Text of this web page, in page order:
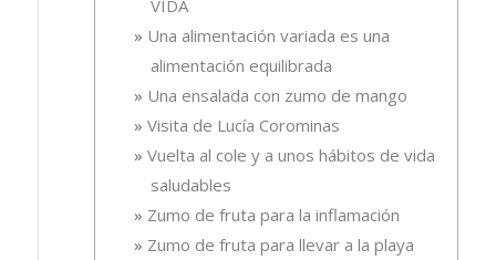
VIDA
Una alimentación variada es una
alimentación equilibrada
Una ensalada con zumo de mango
Visita de Lucía Corominas
Vuelta al cole y a unos hábitos de vida
saludables
Zumo de fruta para la inflamación
Zumo de fruta para llevar a la playa